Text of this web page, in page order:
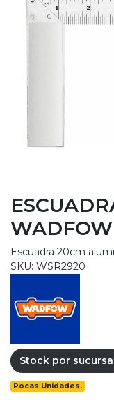
WADFOW
Escuadra 20cm
SKU: WSR2920
Stock por
Pocas Unidades.